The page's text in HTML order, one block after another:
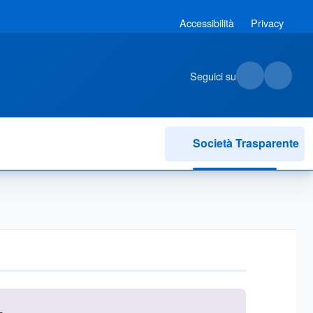
Accessibilità Privacy
Seguici su
Società Trasparente